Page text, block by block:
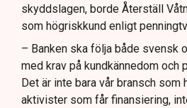
skyddslagen, borde Återställ
som högriskkund enligt
– Banken ska följa både svensk
med krav på kundkännedom och
Det är inte bara vår bransch som
aktivister som får finansiering,